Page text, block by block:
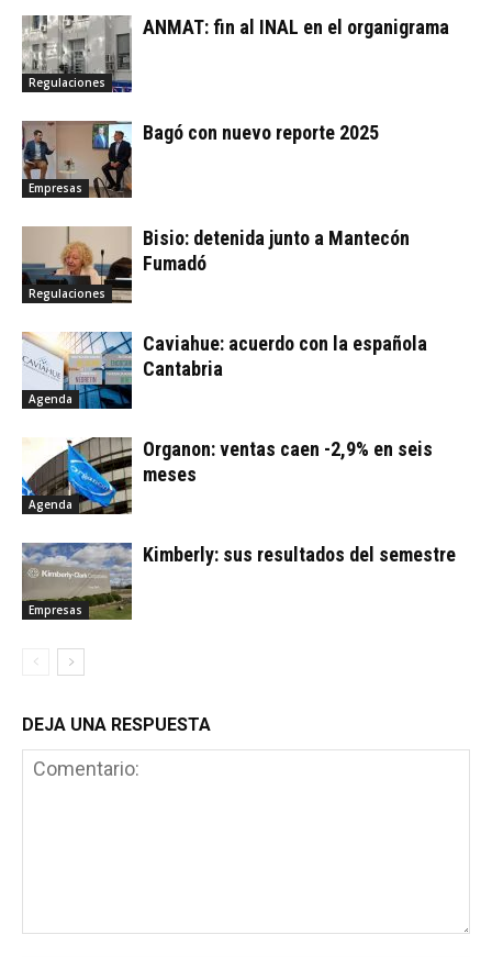
Regulaciones
ANMAT: fin al INAL en el organigrama
Empresas
Bagó con nuevo reporte 2025
Regulaciones
Bisio: detenida junto a Mantecón
Fumadó
Agenda
Caviahue: acuerdo con la española
Cantabria
Agenda
Organon: ventas caen -2,9% en seis
meses
Empresas
Kimberly: sus resultados del semestre
DEJA UNA RESPUESTA